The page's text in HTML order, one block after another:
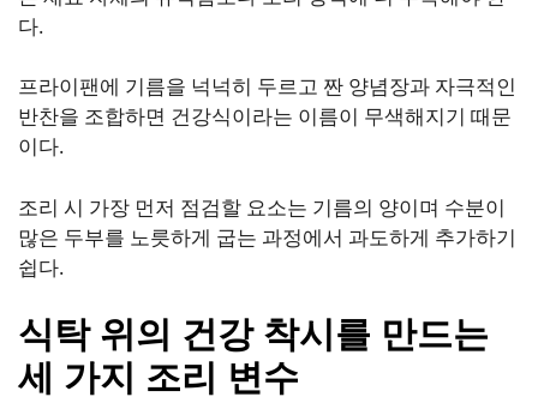
다.
프라이팬에 기름을 넉넉히 두르고 짠 양념장과 자극적인
반찬을 조합하면 건강식이라는 이름이 무색해지기 때문
이다.
조리 시 가장 먼저 점검할 요소는 기름의 양이며 수분이
많은 두부를 노릇하게 굽는 과정에서 과도하게 추가하기
쉽다.
식탁 위의 건강 착시를 만드는
세 가지 조리 변수